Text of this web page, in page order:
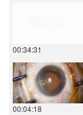
00:34:31
00:04:18